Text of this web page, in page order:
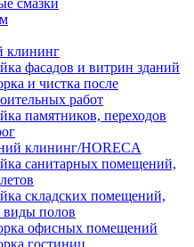
смазки
клининг
фасадов и витрин зданий
и чистка после
работ
памятников, переходов
клининг/HORECA
санитарных помещений,
складских помещений,
виды полов
офисных помещений
гостиниц